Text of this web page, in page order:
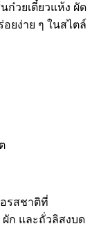
ก๋วยเตี๋ยวแห้ง ผัด
ยง่าย ๆ ในสไตล์
รสชาติที่
ก และถั่วลิสงบด